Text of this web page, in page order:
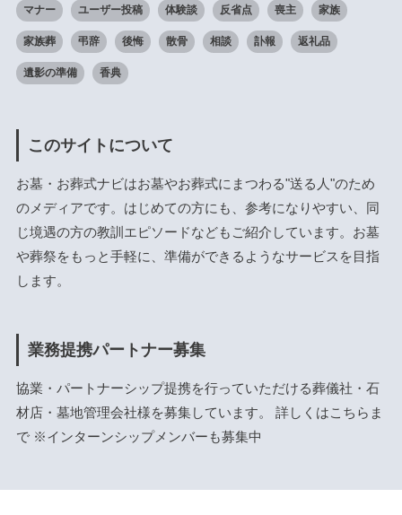
マナー ユーザー投稿 体験談 反省点 喪主 家族
家族葬 弔辞 後悔 散骨 相談 訃報 返礼品
遺影の準備 香典
このサイトについて
お墓・お葬式ナビはお墓やお葬式にまつわる"送る人"のため
のメディアです。はじめての方にも、参考になりやすい、同
じ境遇の方の教訓エピソードなどもご紹介しています。お墓
や葬祭をもっと手軽に、準備ができるようなサービスを目指
します。
業務提携パートナー募集
協業・パートナーシップ提携を行っていただける葬儀社・石
材店・墓地管理会社様を募集しています。 詳しくはこちら ま
で ※インターンシップメンバーも募集中